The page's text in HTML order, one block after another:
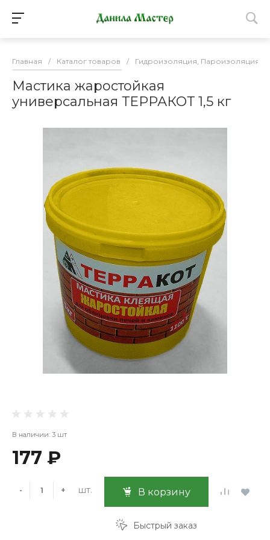
Главная / Каталог товаров / Гидроизоляция, Пароизоляция,
Мастика жаростойкая
универсальная ТЕРРАКОТ 1,5 кг
В наличии: 3 шт
177 ₽
- + шт. В корзину
Быстрый заказ